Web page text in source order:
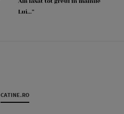
Lui...”
CATINE.RO